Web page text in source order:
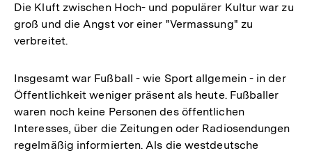
Die Kluft zwischen Hoch- und populärer Kultur war zu
groß und die Angst vor einer "Vermassung" zu
verbreitet.
Insgesamt war Fußball - wie Sport allgemein - in der
Öffentlichkeit weniger präsent als heute. Fußballer
waren noch keine Personen des öffentlichen
Interesses, über die Zeitungen oder Radiosendungen
regelmäßig informierten. Als die westdeutsche